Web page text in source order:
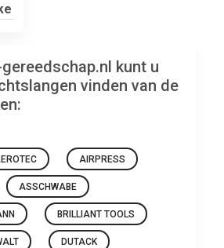
kunt u
vinden van de
AIRPRESS
ASSCHWABE
BRILLIANT TOOLS
DUTACK